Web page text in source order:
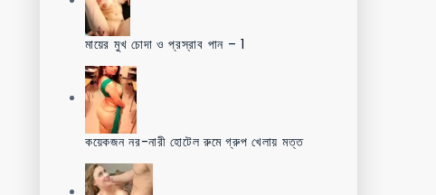
মায়ের মুখ চোদা ও প্রস্রাব পান – 1
কয়েকজন নর-নারী হোটেল রুমে গ্রুপ খেলায় মত্ত